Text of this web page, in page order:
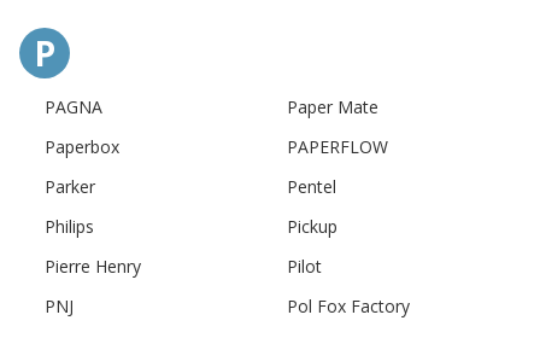
P
PAGNA
Paper Mate
Paperbox
PAPERFLOW
Parker
Pentel
Philips
Pickup
Pierre Henry
Pilot
PNJ
Pol Fox Factory